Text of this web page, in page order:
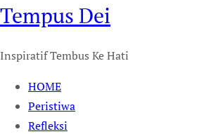
Tempus Dei
Inspiratif Tembus Ke Hati
HOME
Peristiwa
Refleksi